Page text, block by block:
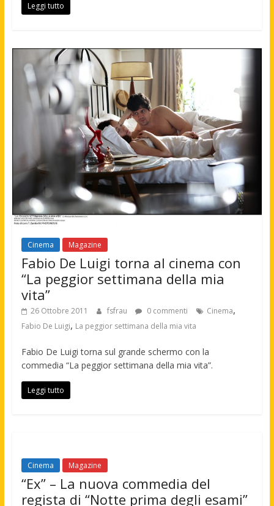
Leggi tutto
Cinema Magazine
Fabio De Luigi torna al cinema con
“La peggior settimana della mia
vita”
26 Ottobre 2011 fsfrau 0 commenti Cinema,
Fabio De Luigi, La peggior settimana della mia vita
Fabio De Luigi torna sul grande schermo con la
commedia “La peggior settimana della mia vita”.
Leggi tutto
Cinema Magazine
“Ex” – La nuova commedia del
regista di “Notte prima degli esami”